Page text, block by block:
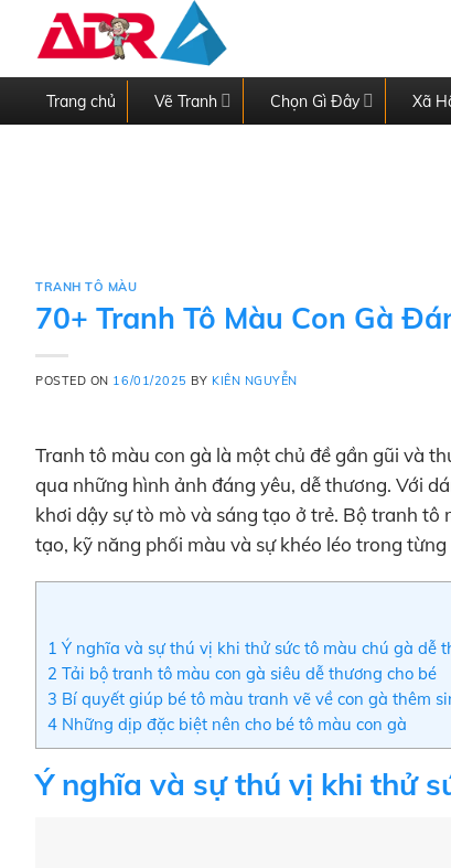
Trang chủ Vẽ Tranh Chọn Gì Đây Xã
TRANH TÔ MÀU
70+ Tranh Tô Màu Con Gà
POSTED ON 16/01/2025 BY KIÊN NGUYỄN
Tranh tô màu con gà là một chủ đề gần gũi và
qua những hình ảnh đáng yêu, dễ thương. Với
khơi dậy sự tò mò và sáng tạo ở trẻ. Bộ tranh tô
tạo, kỹ năng phối màu và sự khéo léo trong từng
1 Ý nghĩa và sự thú vị khi thử sức tô màu chú gà dễ
2 Tải bộ tranh tô màu con gà siêu dễ thương cho bé
3 Bí quyết giúp bé tô màu tranh vẽ về con gà thêm
4 Những dịp đặc biệt nên cho bé tô màu con gà
Ý nghĩa và sự thú vị khi thử